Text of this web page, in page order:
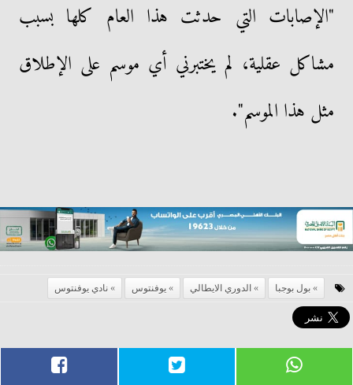
"الإصابات التي حدثت هذا العام كلها بسبب
مشاكل عقلية، لم يختبرني أي موسم على الإطلاق
مثل هذا الموسم".
بول بوجبا الدوري الايطالي يوفنتوس نادي يوفنتوس